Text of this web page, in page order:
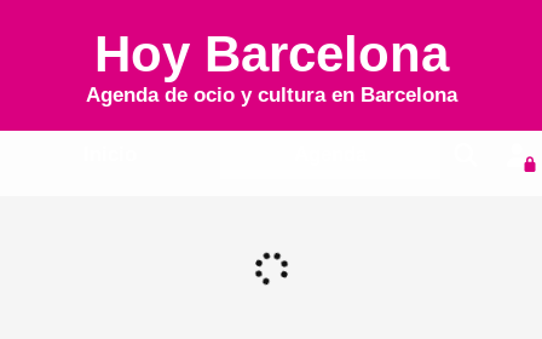
Hoy Barcelona
Agenda de ocio y cultura en Barcelona